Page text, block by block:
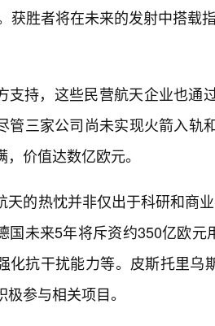
获胜者将在未来的发射中搭载
支持，这些民营航天企业也通
管三家公司尚未实现火箭入
价值达数亿欧元。
天的热忱并非仅出于科研和商
国未来5年将斥资约350亿欧
化抗干扰能力等。皮斯托里
参与相关项目。